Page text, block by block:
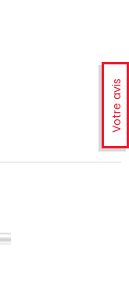
Votre avis